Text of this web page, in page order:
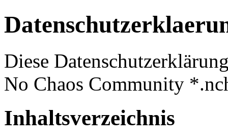
Diese
No Chaos Community
Inhaltsverzeichnis